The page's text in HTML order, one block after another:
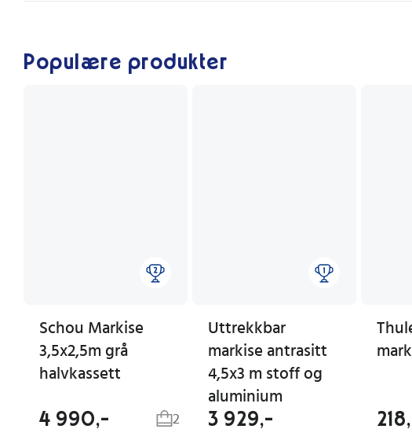
Populære produkter
Schou Markise
3,5x2,5m grå
halvkassett
4 990,- 2
Uttrekkbar
markise antrasitt
4,5x3 m stoff og
aluminium
3 929,-